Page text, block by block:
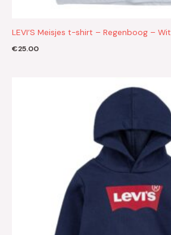
LEVI’S Meisjes t-shirt – Regenboog – Wit
€25.00